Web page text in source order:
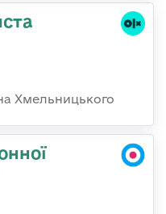
Хмельницького